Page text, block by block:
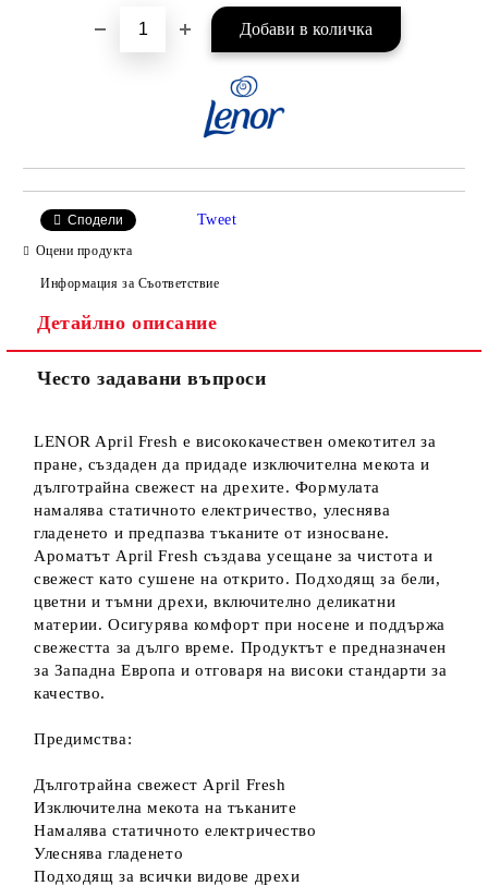
Сподели Tweet
Оцени продукта
Информация за Съответствие
Детайлно описание
Често задавани въпроси
LENOR April Fresh е висококачествен омекотител за
пране, създаден да придаде изключителна мекота и
дълготрайна свежест на дрехите. Формулата
намалява статичното електричество, улеснява
гладенето и предпазва тъканите от износване.
Ароматът April Fresh създава усещане за чистота и
свежест като сушене на открито. Подходящ за бели,
цветни и тъмни дрехи, включително деликатни
материи. Осигурява комфорт при носене и поддържа
свежестта за дълго време. Продуктът е предназначен
за Западна Европа и отговаря на високи стандарти за
качество.
Предимства:
Дълготрайна свежест April Fresh
Изключителна мекота на тъканите
Намалява статичното електричество
Улеснява гладенето
Подходящ за всички видове дрехи